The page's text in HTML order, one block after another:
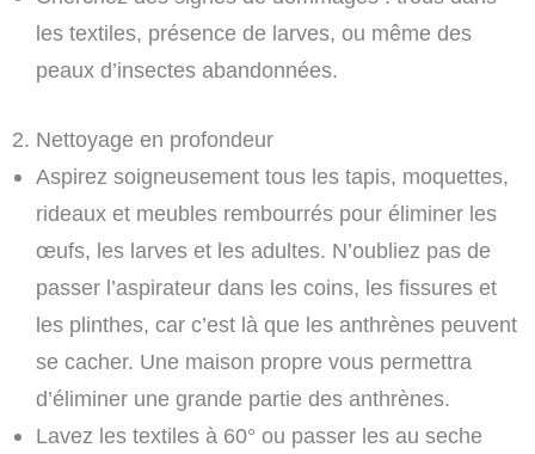
les textiles, présence de larves, ou même des
peaux d’insectes abandonnées.
2. Nettoyage en profondeur
Aspirez soigneusement tous les tapis, moquettes,
rideaux et meubles rembourrés pour éliminer les
œufs, les larves et les adultes. N’oubliez pas de
passer l’aspirateur dans les coins, les fissures et
les plinthes, car c’est là que les anthrènes peuvent
se cacher. Une maison propre vous permettra
d’éliminer une grande partie des anthrènes.
Lavez les textiles à 60° ou passer les au seche